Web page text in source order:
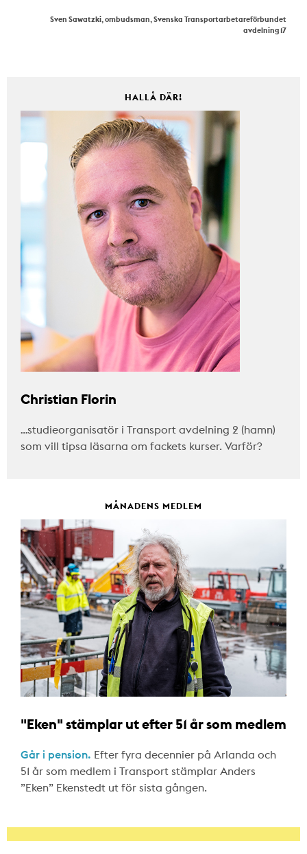
Sven Sawatzki, ombudsman, Svenska Transportarbetareförbundet
avdelning 17
HALLÅ DÄR!
Christian Florin
…studieorganisatör i Transport avdelning 2 (hamn)
som vill tipsa läsarna om fackets kurser. Varför?
MÅNADENS MEDLEM
"Eken" stämplar ut efter 51 år som medlem
Går i pension. Efter fyra decennier på Arlanda och
51 år som medlem i Transport stämplar Anders
”Eken” Ekenstedt ut för sista gången.